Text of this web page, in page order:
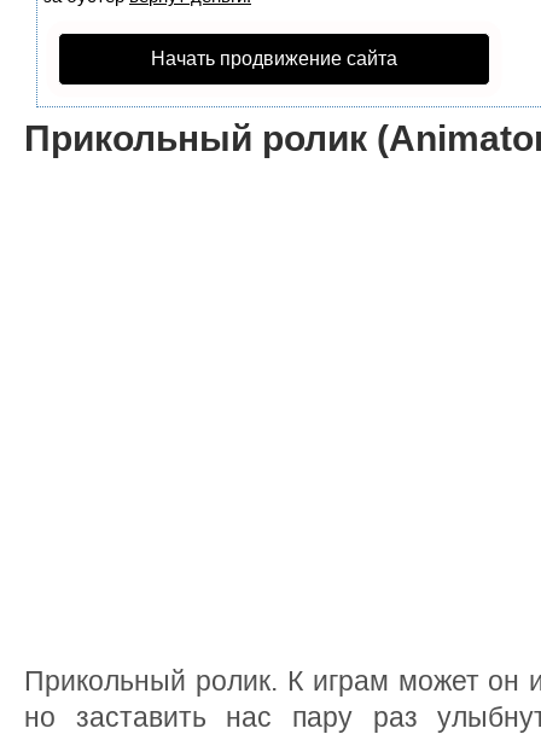
Начать продвижение сайта
Прикольный ролик
Прикольный ролик. К играм может он
но заставить нас пару раз